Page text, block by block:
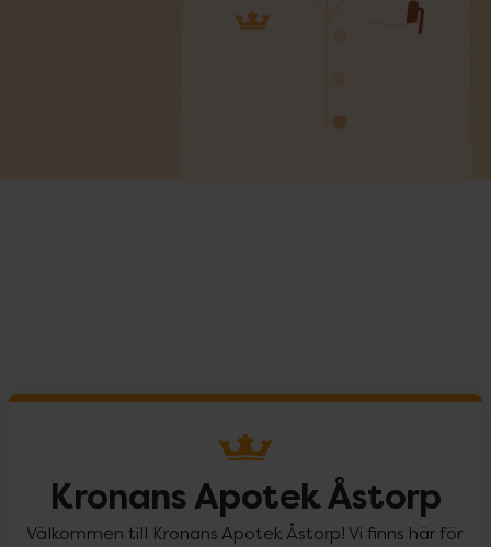
Kronans Apotek Åstorp
Välkommen till Kronans Apotek Åstorp! Vi finns här för